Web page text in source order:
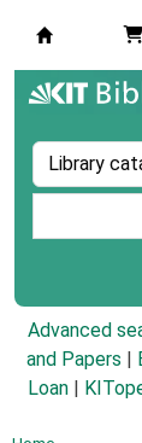
Advanced
and Papers
Loan